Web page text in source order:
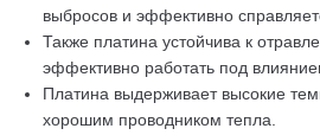
выбросов и эффективно
Также платина устойчива к
эффективно работать под
Платина выдерживает высокие
хорошим проводником тепла.